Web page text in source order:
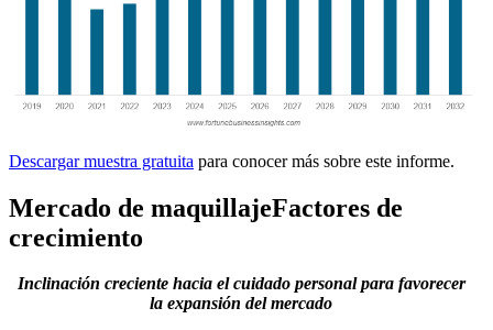
Descargar muestra gratuita para conocer más sobre este informe.
Mercado de maquillajeFactores de
crecimiento
Inclinación creciente hacia el cuidado personal para favorecer
la expansión del mercado